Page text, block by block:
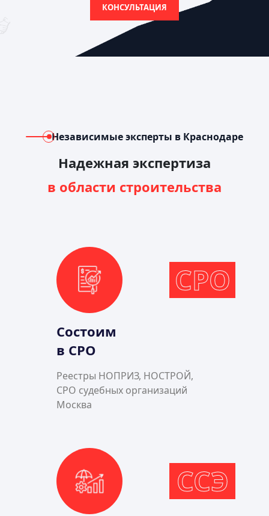
КОНСУЛЬТАЦИЯ
Независимые эксперты в Краснодаре
Надежная экспертиза
в области строительства
СРО
Состоим
в СРО
Реестры НОПРИЗ, НОСТРОЙ,
СРО судебных организаций
Москва
ССЭ